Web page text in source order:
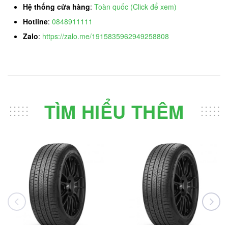
Hệ thống cửa hàng: Toàn quốc (Click để xem)
Hotline: 0848911111
Zalo: https://zalo.me/1915835962949258808
TÌM HIỂU THÊM